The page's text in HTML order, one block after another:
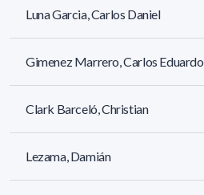
Luna Garcia, Carlos Daniel
Gimenez Marrero, Carlos Eduardo
Clark Barceló, Christian
Lezama, Damián